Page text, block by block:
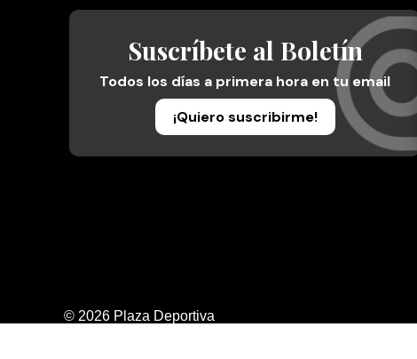
Suscríbete al Boletín
Todos los días a primera hora en tu email
¡Quiero suscribirme!
© 2026 Plaza Deportiva